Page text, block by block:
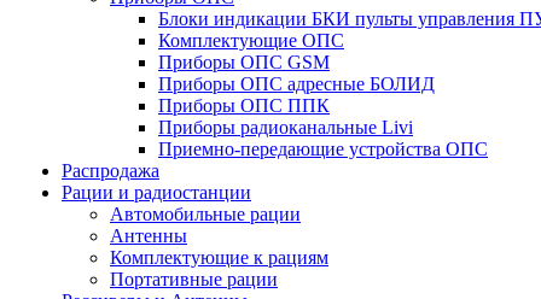
Блоки индикации БКИ пульты управления
Комплектующие ОПС
Приборы ОПС GSM
Приборы ОПС адресные БОЛИД
Приборы ОПС ППК
Приборы радиоканальные Livi
Приемно-передающие устройства ОПС
Распродажа
Рации и радиостанции
Автомобильные рации
Антенны
Комплектующие к рациям
Портативные рации